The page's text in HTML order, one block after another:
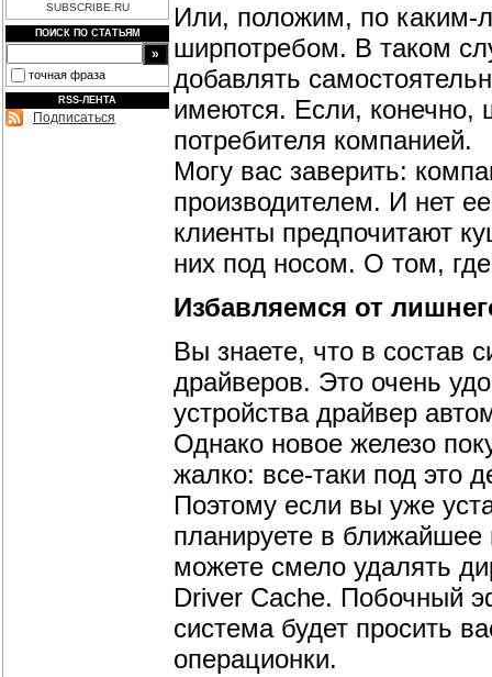
SUBSCRIBE.RU
ПОИСК ПО СТАТЬЯМ
точная фраза
RSS-ЛЕНТА
Подписаться
Или, положим, по каким-
ширпотребом. В таком
добавлять
имеются. Если, конечно,
потребителя компанией.
Могу вас заверить:
производителем. И нет
клиенты предпочитают
них под носом. О том,
Избавляемся от
Вы знаете, что в состав
драйверов. Это очень
устройства драйвер
Однако новое железо
жалко: все-таки под это
Поэтому если вы уже
планируете в ближайшее
можете смело удалять
Driver Cache. Побочный
система будет просить
операционки.